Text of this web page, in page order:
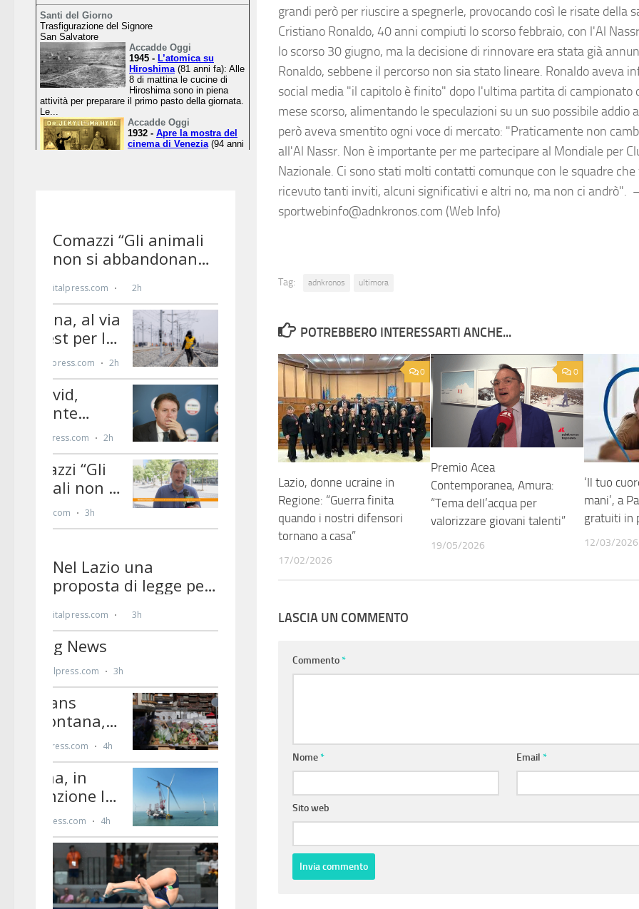
grandi però per riuscire a spegnerle, provocando così le risate della
Cristiano Ronaldo, 40 anni compiuti lo scorso febbraio, con l'Al
lo scorso 30 giugno, ma la decisione di rinnovare era stata già
Ronaldo, sebbene il percorso non sia stato lineare. Ronaldo aveva
social media "il capitolo è finito" dopo l'ultima partita di campionato
mese scorso, alimentando le speculazioni su un suo possibile addio
però aveva smentito ogni voce di mercato: "Praticamente non
all'Al Nassr. Non è importante per me partecipare al Mondiale per
Nazionale. Ci sono stati molti contatti comunque con le squadre
ricevuto tanti inviti, alcuni significativi e altri no, ma non ci
sportwebinfo@adnkronos.com (Web Info)
Tag: adnkronos ultimora
POTREBBERO INTERESSARTI ANCHE...
0
Lazio, donne ucraine in
Regione: “Guerra finita
quando i nostri difensori
tornano a casa”
17/02/2026
0
Premio Acea
Contemporanea, Amura:
“Tema dell’acqua per
valorizzare giovani talenti”
19/05/2026
‘Il tuo
mani’, a
gratuiti in
12/03/2026
LASCIA UN COMMENTO
Commento*
Nome* Email*
Sito web